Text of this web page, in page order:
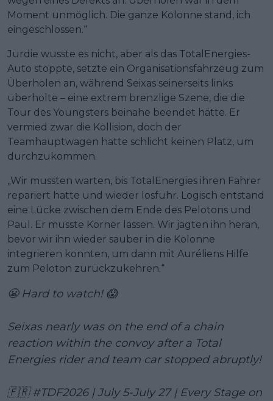
Moment unmöglich. Die ganze Kolonne stand, ich
eingeschlossen.“
Jurdie wusste es nicht, aber als das TotalEnergies-
Auto stoppte, setzte ein Organisationsfahrzeug zum
Überholen an, während Seixas seinerseits links
überholte – eine extrem brenzlige Szene, die die
Tour des Youngsters beinahe beendet hätte. Er
vermied zwar die Kollision, doch der
Teamhauptwagen hatte schlicht keinen Platz, um
durchzukommen.
„Wir mussten warten, bis TotalEnergies ihren Fahrer
repariert hatte und wieder losfuhr. Logisch entstand
eine Lücke zwischen dem Ende des Pelotons und
Paul. Er musste Körner lassen. Wir jagten ihn heran,
bevor wir ihn wieder sauber in die Kolonne
integrieren konnten, um dann mit Auréliens Hilfe
zum Peloton zurückzukehren.“
😬 Hard to watch! 😱
Seixas nearly was on the end of a chain
reaction within the convoy after a Total
Energies rider and team car stopped abruptly!
🇫🇷#TDF2026| July 5-July 27 | Every Stage on